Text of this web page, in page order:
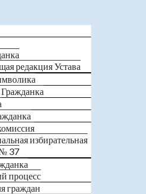
редакция Устава
избирательная
37
процесс
граждан